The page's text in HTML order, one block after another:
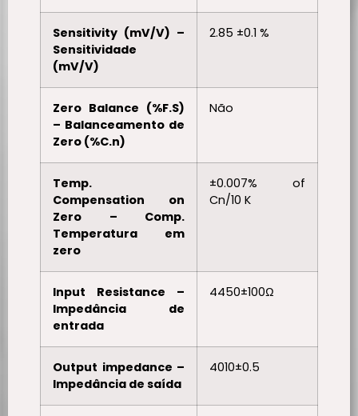
Sensitivity (mV/V) –
Sensitividade
(mV/V)
2.85 ±0.1 %
Zero Balance (%F.S)
– Balanceamento de
Zero (%C.n)
Não
Temp.
Compensation on
Zero – Comp.
Temperatura em
zero
±0.007% of
Cn/10 K
Input Resistance –
Impedância de
entrada
4450±100Ω
Output impedance –
Impedância de saída
4010±0.5